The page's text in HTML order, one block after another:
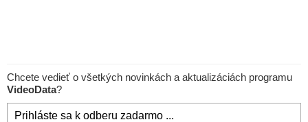
Chcete vedieť o všetkých novinkách a aktualizáciách programu
VideoData?
Prihláste sa k odberu zadarmo ...